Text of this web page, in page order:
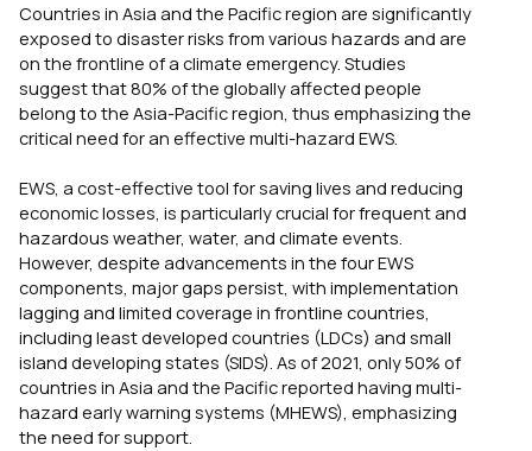
Countries in Asia and the Pacific region are significantly
exposed to disaster risks from various hazards and are
on the frontline of a climate emergency. Studies
suggest that 80% of the globally affected people
belong to the Asia-Pacific region, thus emphasizing the
critical need for an effective multi-hazard EWS.
EWS, a cost-effective tool for saving lives and reducing
economic losses, is particularly crucial for frequent and
hazardous weather, water, and climate events.
However, despite advancements in the four EWS
components, major gaps persist, with implementation
lagging and limited coverage in frontline countries,
including least developed countries (LDCs) and small
island developing states (SIDS). As of 2021, only 50% of
countries in Asia and the Pacific reported having multi-
hazard early warning systems (MHEWS), emphasizing
the need for support.